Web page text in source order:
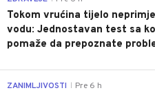
Tokom vrućina tijelo
vodu: Jednostavan test sa
pomaže da prepoznate
ZANIMLJIVOSTI Pre 6 h